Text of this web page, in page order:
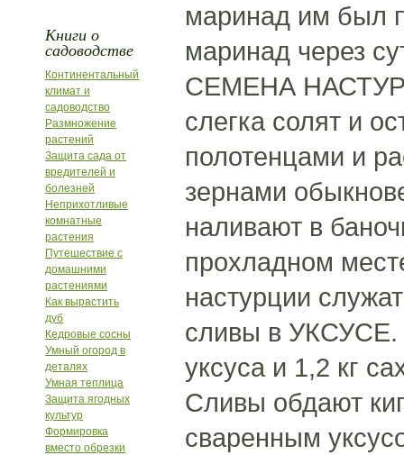
Книги о
садоводстве
Континентальный
климат и
садоводство
Размножение
растений
Защита сада от
вредителей и
болезней
Неприхотливые
комнатные
растения
Путешествие с
домашними
растениями
Как вырастить
дуб
Кедровые сосны
Умный огород в
деталях
Умная теплица
Защита ягодных
культур
Формировка
вместо обрезки
маринад им был
маринад через
СЕМЕНА
слегка солят и
полотенцами и
зернами
наливают в
прохладном
настурции
сливы в УКСУСЕ.
уксуса и 1,2 кг
Сливы обдают
сваренным